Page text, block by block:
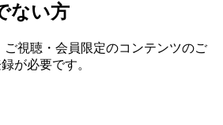
ない方
視聴・会員限定のコンテンツのご
が必要です。